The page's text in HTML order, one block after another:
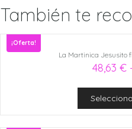
También te
¡Oferta!
La Martinica Jesusito
48,63 €